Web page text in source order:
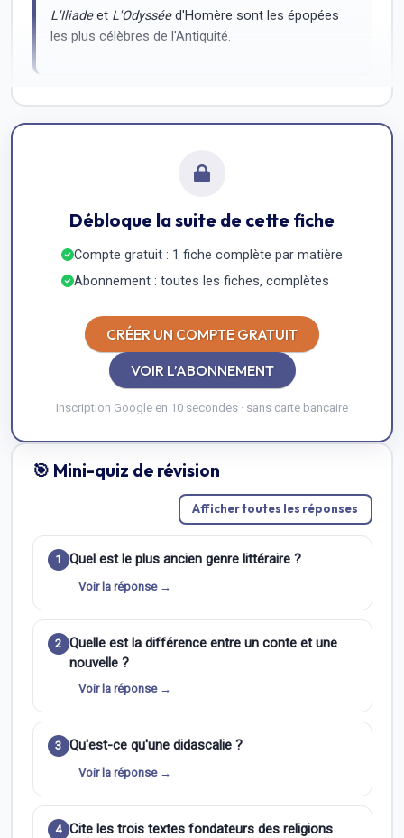
L'Iliadeet L'Odysséed'Homère sont les épopées
les plus célèbres de l'Antiquité.
Débloque la suite de cette fiche
Compte gratuit : 1 fiche complète par matière
Abonnement : toutes les fiches, complètes
CRÉER UN COMPTE GRATUIT
VOIR L’ABONNEMENT
Inscription Google en 10 secondes · sans carte bancaire
🎯 Mini-quiz de révision
Afficher toutes les réponses
1 Quel est le plus ancien genre littéraire ?
Voir la réponse →
2 Quelle est la différence entre un conte et une
nouvelle ?
Voir la réponse →
3 Qu'est-ce qu'une didascalie ?
Voir la réponse →
4 Cite les trois textes fondateurs des religions